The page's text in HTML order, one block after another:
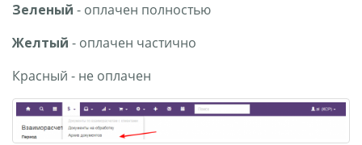
Зеленый - оплачен полностью
Желтый - оплачен частично
Красный - не оплачен